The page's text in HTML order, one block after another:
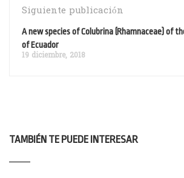
Siguiente publicación
A new species of Colubrina (Rhamnaceae) of
of Ecuador
19 diciembre, 2018
TAMBIÉN TE PUEDE INTERESAR